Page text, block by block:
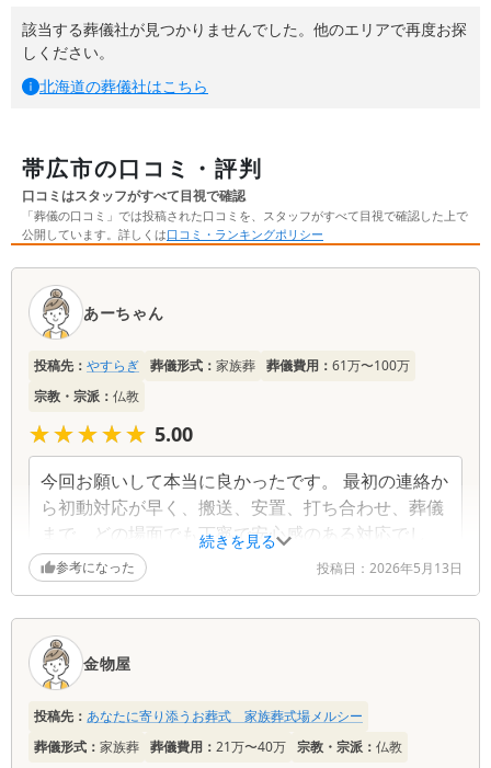
該当する葬儀社が見つかりませんでした。他のエリアで再度お探
しください。
北海道の葬儀社はこちら
帯広市の口コミ・評判
口コミはスタッフがすべて目視で確認
「葬儀の口コミ」では投稿された口コミを、スタッフがすべて目視で確認した上で
公開しています。詳しくは口コミ・ランキングポリシー
続きを見る
あーちゃん
投稿先： やすらぎ 葬儀形式： 家族葬 葬儀費用： 61万〜100万
宗教・宗派： 仏教
★★★★★
★★★★★ 5.00
今回お願いして本当に良かったです。 最初の連絡か
ら初動対応が早く、搬送、安置、打ち合わせ、葬儀
まで、どの場面でも丁寧で安心感のある対応でし
た。不安な中でも、急かされることなく聞いてくだ
さったことがありがたかったです。 費用について
も、わかりやすくて納得できました。もしろ過剰な
ものを勧めてくることはなく、親身になってアドバ
イスをして頂けたのが、印象に残っております。
参考になった 投稿日： 2026年5月13日
金物屋
投稿先： あなたに寄り添うお葬式 家族葬式場メルシー
葬儀形式： 家族葬 葬儀費用： 21万〜40万 宗教・宗派： 仏教